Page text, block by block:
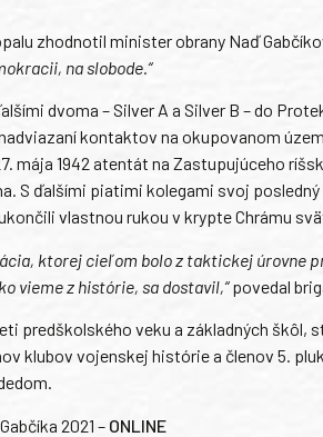
zhodnotil minister obrany Naď
na slobode.“
dvoma – Silver A a Silver B – do
nadviazaní kontaktov na okupovanom
mája 1942 atentát na Zastupujúceho
S ďalšími piatimi kolegami svoj
vlastnou rukou v krypte Chrámu
ktorej cieľom bolo z taktickej
vieme z histórie, sa dostavil,“povedal
predškolského veku a základných škôl,
klubov vojenskej histórie a členov 5.
2021 – ONLINE